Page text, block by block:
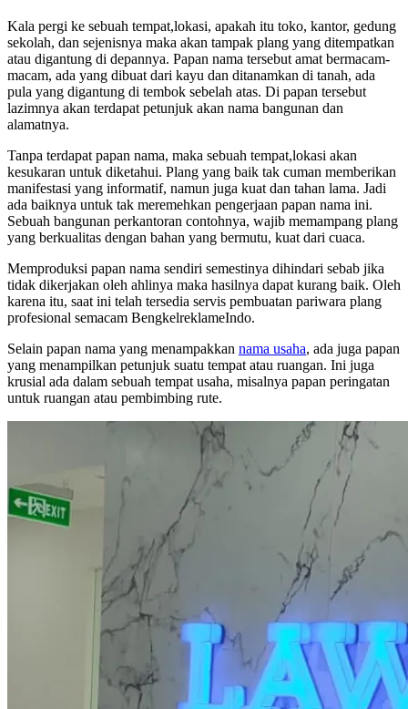
Kala pergi ke sebuah tempat,lokasi, apakah itu toko, kantor, gedung
sekolah, dan sejenisnya maka akan tampak plang yang ditempatkan
atau digantung di depannya. Papan nama tersebut amat bermacam-
macam, ada yang dibuat dari kayu dan ditanamkan di tanah, ada
pula yang digantung di tembok sebelah atas. Di papan tersebut
lazimnya akan terdapat petunjuk akan nama bangunan dan
alamatnya.
Tanpa terdapat papan nama, maka sebuah tempat,lokasi akan
kesukaran untuk diketahui. Plang yang baik tak cuman memberikan
manifestasi yang informatif, namun juga kuat dan tahan lama. Jadi
ada baiknya untuk tak meremehkan pengerjaan papan nama ini.
Sebuah bangunan perkantoran contohnya, wajib memampang plang
yang berkualitas dengan bahan yang bermutu, kuat dari cuaca.
Memproduksi papan nama sendiri semestinya dihindari sebab jika
tidak dikerjakan oleh ahlinya maka hasilnya dapat kurang baik. Oleh
karena itu, saat ini telah tersedia servis pembuatan pariwara plang
profesional semacam BengkelreklameIndo.
Selain papan nama yang menampakkan nama usaha, ada juga papan
yang menampilkan petunjuk suatu tempat atau ruangan. Ini juga
krusial ada dalam sebuah tempat usaha, misalnya papan peringatan
untuk ruangan atau pembimbing rute.